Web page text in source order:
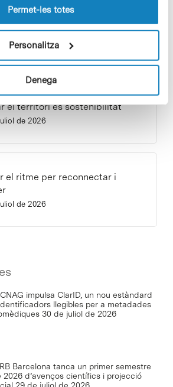
Permet-les totes
Personalitza
Denega
responsables en temps
de 2026
el territori és sostenibilitat
de 2026
el ritme per reconnectar i
de 2026
impulsa ClarID, un nou estàndard
llegibles per a metadades
30 de juliol de 2026
Barcelona tanca un primer semestre
2026 d’avenços científics i projecció